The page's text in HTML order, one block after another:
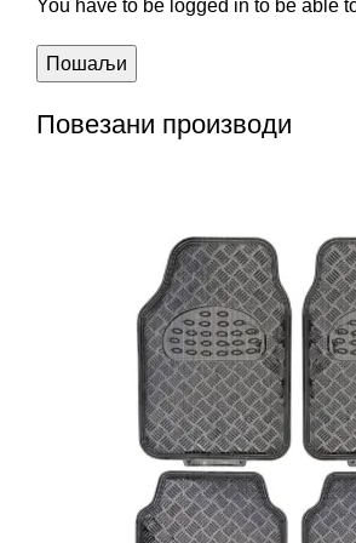
You have to be logged in to be able
Повезани производи